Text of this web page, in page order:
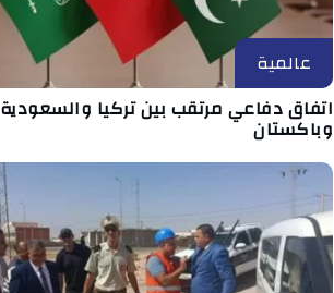
عالمية
اتفاق دفاعي مرتقب بين تركيا والسعودية
وباكستان